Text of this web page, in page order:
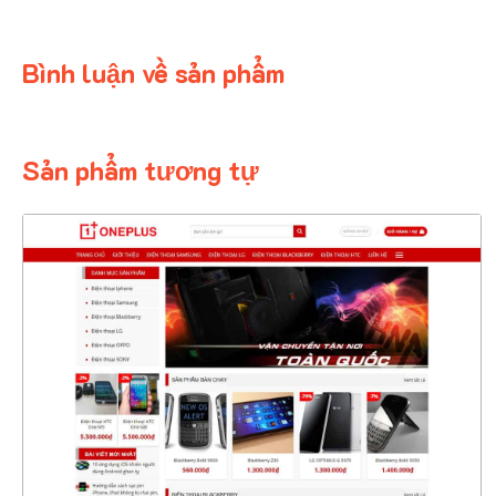
Bình luận về sản phẩm
Sản phẩm tương tự
4367